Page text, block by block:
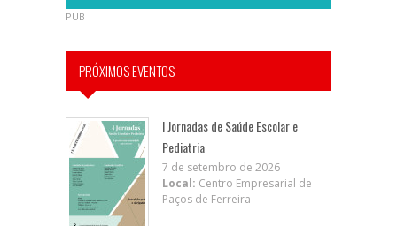
PUB
PRÓXIMOS EVENTOS
I Jornadas de Saúde Escolar e
Pediatria
7 de setembro de 2026
Local: Centro Empresarial de
Paços de Ferreira